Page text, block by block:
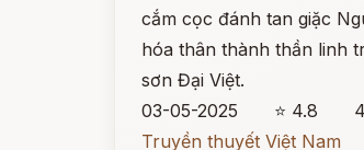
cắm cọc đánh tan giặc
hóa thân thành thần linh
sơn Đại Việt.
03-05-2025
⭐ 4.8
Truyền thuyết Việt Nam